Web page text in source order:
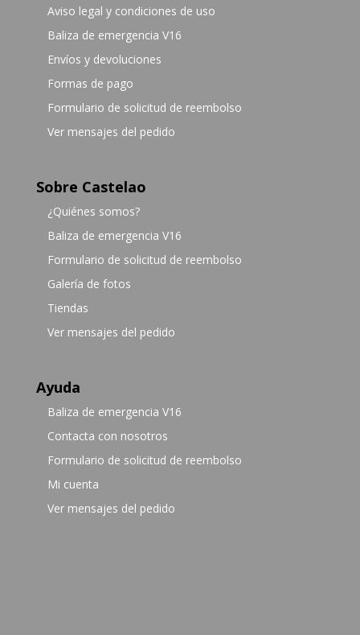
Aviso legal y condiciones de uso
Baliza de emergencia V16
Envíos y devoluciones
Formas de pago
Formulario de solicitud de reembolso
Ver mensajes del pedido
Sobre Castelao
¿Quiénes somos?
Baliza de emergencia V16
Formulario de solicitud de reembolso
Galería de fotos
Tiendas
Ver mensajes del pedido
Ayuda
Baliza de emergencia V16
Contacta con nosotros
Formulario de solicitud de reembolso
Mi cuenta
Ver mensajes del pedido